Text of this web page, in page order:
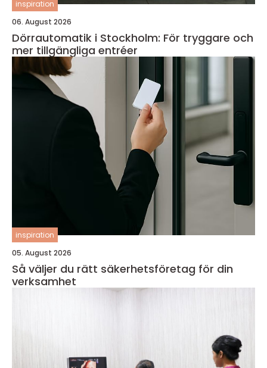
inspiration
06. August 2026
Dörrautomatik i Stockholm: För tryggare och
mer tillgängliga entréer
inspiration
05. August 2026
Så väljer du rätt säkerhetsföretag för din
verksamhet